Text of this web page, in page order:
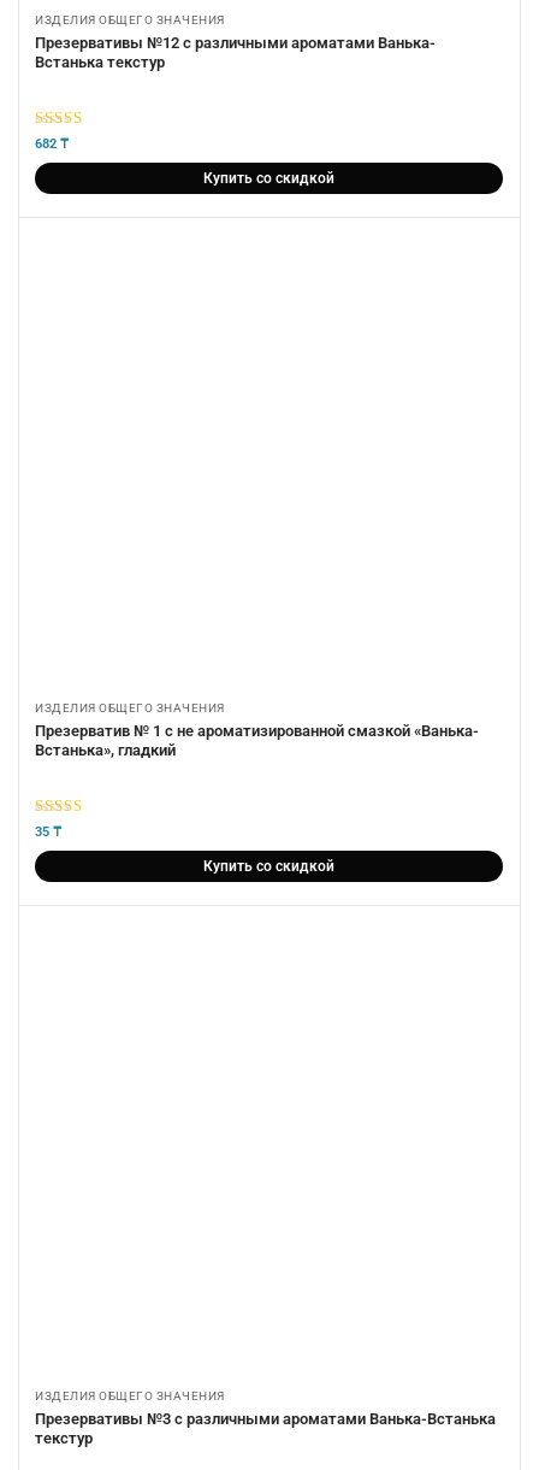
ИЗДЕЛИЯ ОБЩЕГО ЗНАЧЕНИЯ
Презервативы №12 с различными ароматами Ванька-
Встанька текстур
5из 5
682 ₸
Купить со скидкой
ИЗДЕЛИЯ ОБЩЕГО ЗНАЧЕНИЯ
Презерватив № 1 с не ароматизированной смазкой «Ванька-
Встанька», гладкий
5из 5
35 ₸
Купить со скидкой
ИЗДЕЛИЯ ОБЩЕГО ЗНАЧЕНИЯ
Презервативы №3 с различными ароматами Ванька-Встанька
текстур